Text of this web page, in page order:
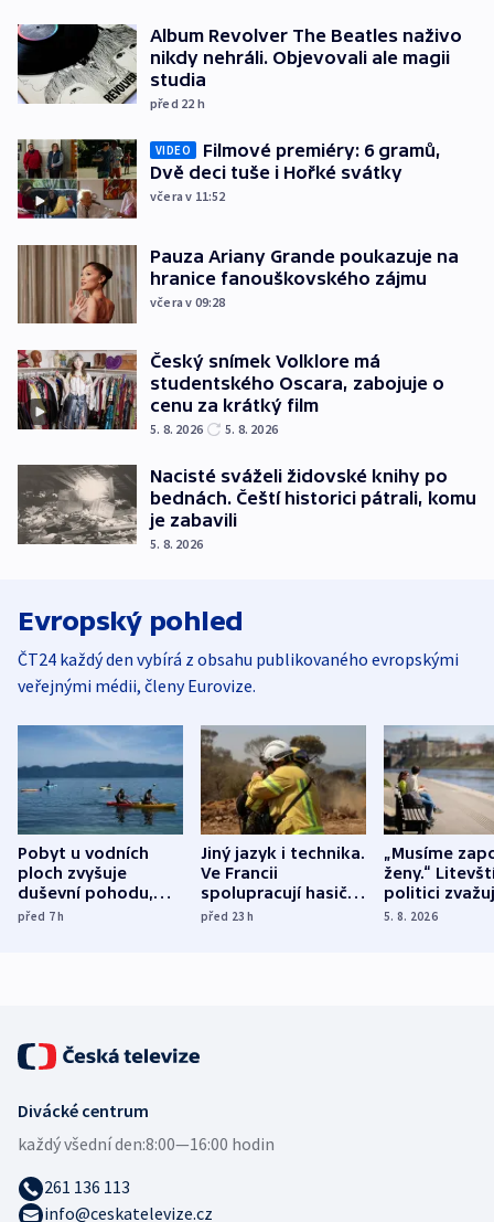
Album Revolver The Beatles naživo
nikdy nehráli. Objevovali ale magii
studia
před 22 h
VIDEO
Filmové premiéry: 6 gramů,
Dvě deci tuše i Hořké svátky
včera v 11:52
Pauza Ariany Grande poukazuje na
hranice fanouškovského zájmu
včera v 09:28
Český snímek Volklore má
studentského Oscara, zabojuje o
cenu za krátký film
5. 8. 2026 5. 8. 2026
Nacisté sváželi židovské knihy po
bednách. Čeští historici pátrali, komu
je zabavili
5. 8. 2026
Evropský pohled
ČT24 každý den vybírá z obsahu publikovaného evropskými
veřejnými médii, členy Eurovize.
Pobyt u vodních
ploch zvyšuje
duševní pohodu,
ukázala
před 7h
Jiný jazyk i technika.
Ve Francii
spolupracují hasiči z
různých zemí
před 23h
„Musíme
ženy.“
politici
dohodu o
5. 8. 2026
Divácké centrum
každý všední den:8:00—16:00 hodin
261 136 113
info@ceskatelevize.cz